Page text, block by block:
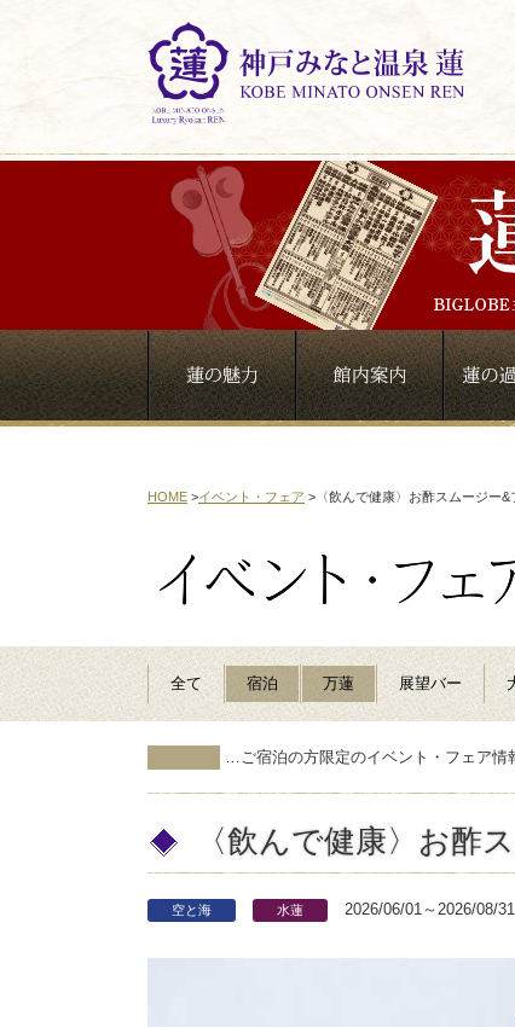
HOME >イベント・フェア > 〈飲んで健康〉お酢スムージー
全て 宿泊 万蓮 展望バー
…ご宿泊の方限定のイベント・フェア情
〈飲んで健康〉お酢
空と海 水蓮 2026/06/01～2026/08/31